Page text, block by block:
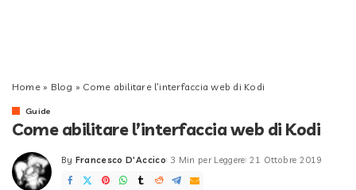
Home» Blog » Come abilitare l’interfaccia web di Kodi
Guide
Come abilitare l’interfaccia web di Kodi
Posted
by
By Francesco D'Accico 3 Min per Leggere 21 Ottobre 2019